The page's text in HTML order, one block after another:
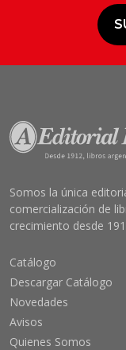
Somos la única
comercialización de
crecimiento desde
Catálogo
Descargar Catálogo
Novedades
Avisos
Quienes Somos